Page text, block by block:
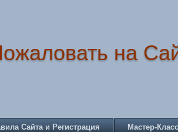
на
Сайта и Регистрация Мастер-